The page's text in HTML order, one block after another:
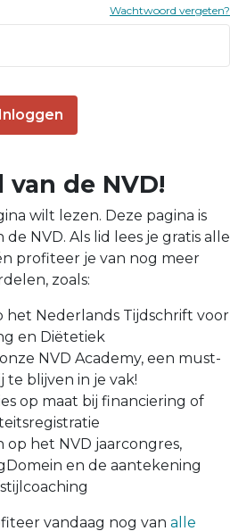
Wachtwoord vergeten?
Inloggen
de NVD!
wilt lezen. Deze pagina is
NVD. Als lid lees je gratis alle
profiteer je van nog meer
zoals:
het Nederlands Tijdschrift voor
en Diëtetiek
NVD Academy, een must-
te blijven in je vak!
op maat bij financiering of
op het NVD jaarcongres,
en de aantekening
vandaag nog van alle